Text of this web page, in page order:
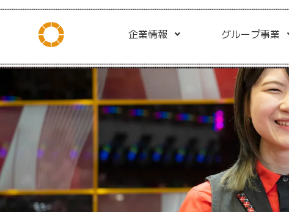
企業情報 グループ事業